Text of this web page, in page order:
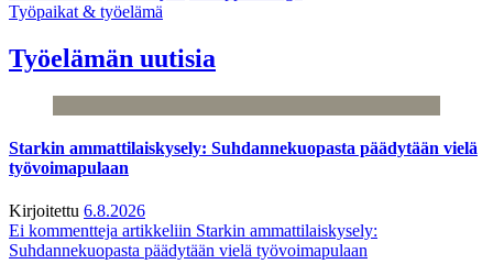
Työpaikat & työelämä
Työelämän uutisia
Starkin ammattilaiskysely: Suhdannekuopasta päädytään vielä
työvoimapulaan
Kirjoitettu 6.8.2026
Ei kommentteja artikkeliin Starkin ammattilaiskysely:
Suhdannekuopasta päädytään vielä työvoimapulaan